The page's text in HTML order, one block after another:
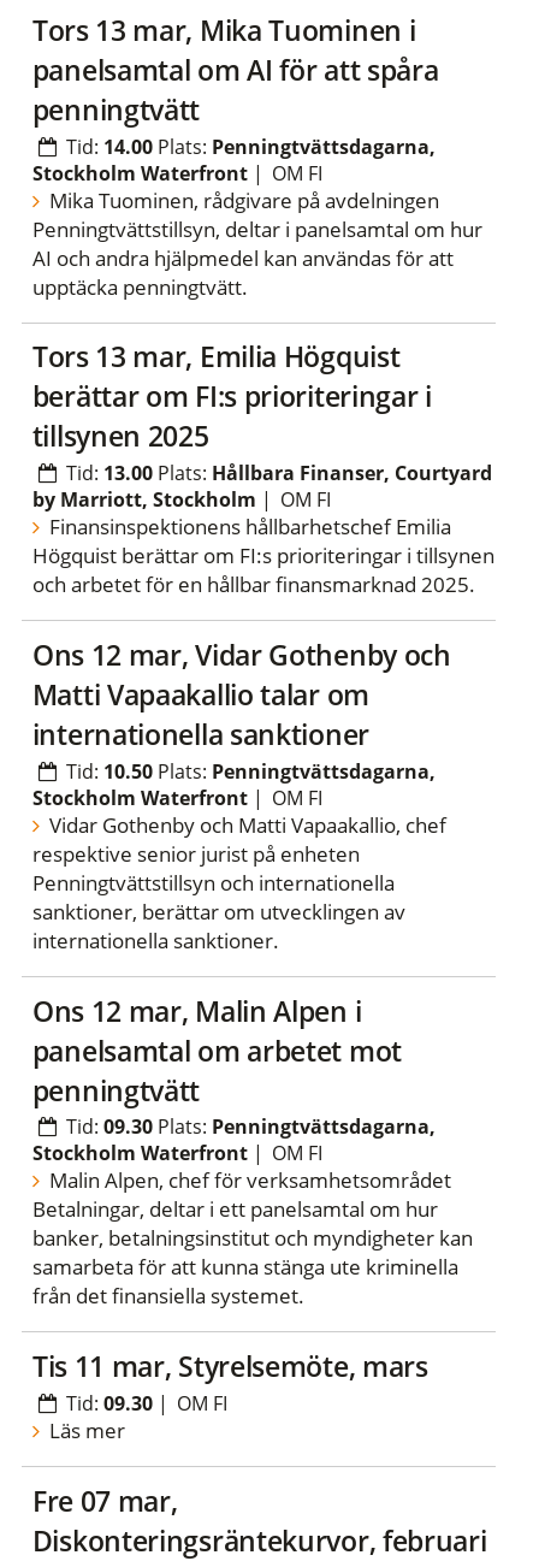
tors 13 mar, Mika Tuominen i
panelsamtal om AI för att spåra
penningtvätt
Tid: 14.00 Plats: Penningtvättsdagarna,
Stockholm Waterfront| OM FI
Mika Tuominen, rådgivare på avdelningen
Penningtvättstillsyn, deltar i panelsamtal om hur
AI och andra hjälpmedel kan användas för att
upptäcka penningtvätt.
tors 13 mar, Emilia Högquist
berättar om FI:s prioriteringar i
tillsynen 2025
Tid: 13.00 Plats: Hållbara Finanser, Courtyard
by Marriott, Stockholm | OM FI
Finansinspektionens hållbarhetschef Emilia
Högquist berättar om FI:s prioriteringar i tillsynen
och arbetet för en hållbar finansmarknad 2025.
ons 12 mar, Vidar Gothenby och
Matti Vapaakallio talar om
internationella sanktioner
Tid: 10.50 Plats: Penningtvättsdagarna,
Stockholm Waterfront| OM FI
Vidar Gothenby och Matti Vapaakallio, chef
respektive senior jurist på enheten
Penningtvättstillsyn och internationella
sanktioner, berättar om utvecklingen av
internationella sanktioner.
ons 12 mar, Malin Alpen i
panelsamtal om arbetet mot
penningtvätt
Tid:09.30 Plats: Penningtvättsdagarna,
Stockholm Waterfront| OM FI
Malin Alpen, chef för verksamhetsområdet
Betalningar, deltar i ett panelsamtal om hur
banker, betalningsinstitut och myndigheter kan
samarbeta för att kunna stänga ute kriminella
från det finansiella systemet.
tis 11 mar, Styrelsemöte, mars
Tid:09.30 | OM FI
Läs mer
fre 07 mar,
Diskonteringsräntekurvor, februari